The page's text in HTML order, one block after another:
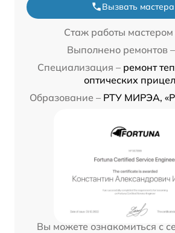
Вызвать мастера
Стаж работы мастером
Выполнено ремонтов –
Специализация – ремонт
оптических
Образование – РТУ МИРЭА,
Вы можете ознакомиться с